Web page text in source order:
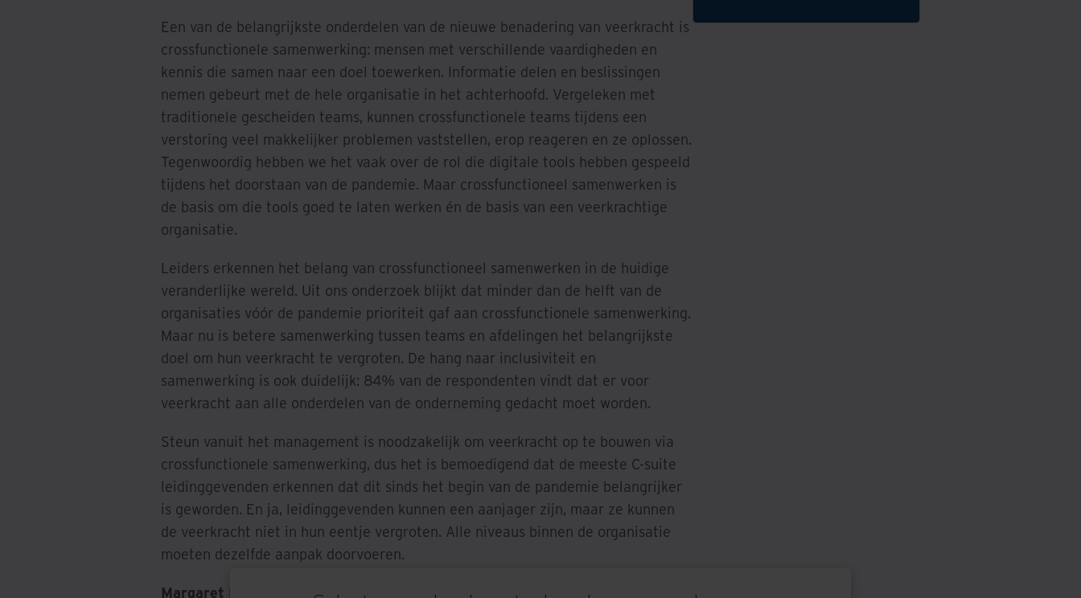
Een van de belangrijkste onderdelen van de nieuwe benadering van veerkracht is
crossfunctionele samenwerking: mensen met verschillende vaardigheden en
kennis die samen naar een doel toewerken. Informatie delen en beslissingen
nemen gebeurt met de hele organisatie in het achterhoofd. Vergeleken met
traditionele gescheiden teams, kunnen crossfunctionele teams tijdens een
verstoring veel makkelijker problemen vaststellen, erop reageren en ze oplossen.
Tegenwoordig hebben we het vaak over de rol die digitale tools hebben gespeeld
tijdens het doorstaan van de pandemie. Maar crossfunctioneel samenwerken is
de basis om die tools goed te laten werken én de basis van een veerkrachtige
organisatie.
Leiders erkennen het belang van crossfunctioneel samenwerken in de huidige
veranderlijke wereld. Uit ons onderzoek blijkt dat minder dan de helft van de
organisaties vóór de pandemie prioriteit gaf aan crossfunctionele samenwerking.
Maar nu is betere samenwerking tussen teams en afdelingen het belangrijkste
doel om hun veerkracht te vergroten. De hang naar inclusiviteit en
samenwerking is ook duidelijk: 84% van de respondenten vindt dat er voor
veerkracht aan alle onderdelen van de onderneming gedacht moet worden.
Steun vanuit het management is noodzakelijk om veerkracht op te bouwen via
crossfunctionele samenwerking, dus het is bemoedigend dat de meeste C-suite
leidinggevenden erkennen dat dit sinds het begin van de pandemie belangrijker
is geworden. En ja, leidinggevenden kunnen een aanjager zijn, maar ze kunnen
de veerkracht niet in hun eentje vergroten. Alle niveaus binnen de organisatie
moeten dezelfde aanpak doorvoeren.
Margaret Millett, Head of Global Resilience bij Uber, onderschrijft dit: